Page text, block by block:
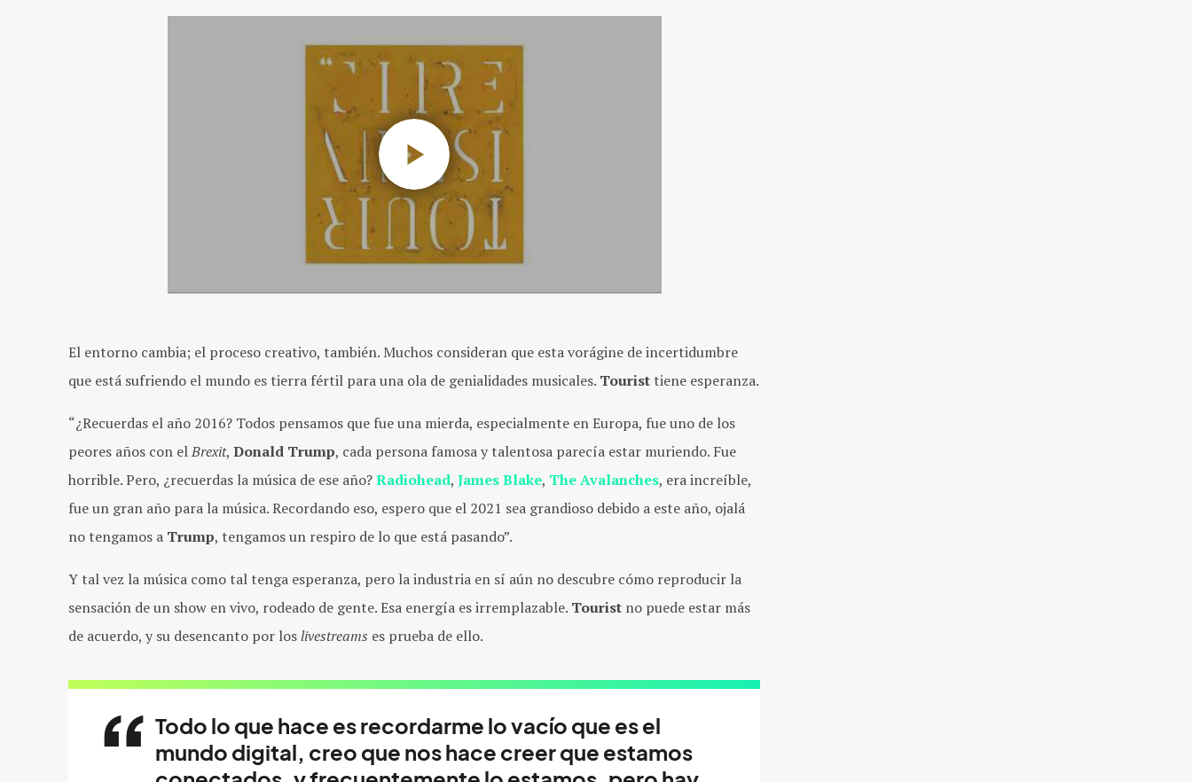
El entorno cambia; el proceso creativo, también. Muchos consideran que esta vorágine de incertidumbre
que está sufriendo el mundo es tierra fértil para una ola de genialidades musicales. Tourist tiene esperanza.
“¿Recuerdas el año 2016? Todos pensamos que fue una mierda, especialmente en Europa, fue uno de los
peores años con elBrexit, Donald Trump, cada persona famosa y talentosa parecía estar muriendo. Fue
horrible. Pero, ¿recuerdas la música de ese año?Radiohead, James Blake, The Avalanches, era increíble,
fue un gran año para la música. Recordando eso, espero que el 2021 sea grandioso debido a este año, ojalá
no tengamos a Trump, tengamos un respiro de lo que está pasando”.
Y tal vez la música como tal tenga esperanza, pero la industria en sí aún no descubre cómo reproducir la
sensación de un show en vivo, rodeado de gente. Esa energía es irremplazable. Tourist no puede estar más
de acuerdo, y su desencanto por loslivestreams es prueba de ello.
Todo lo que hace es recordarme lo vacío que es el
mundo digital, creo que nos hace creer que estamos